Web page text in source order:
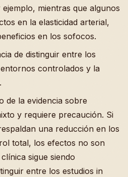
mientras que algunos
en la elasticidad arterial,
en los sofocos.
de distinguir entre los
controlados y la
de la evidencia sobre
y requiere precaución. Si
una reducción en los
total, los efectos no son
sigue siendo
entre los estudios in